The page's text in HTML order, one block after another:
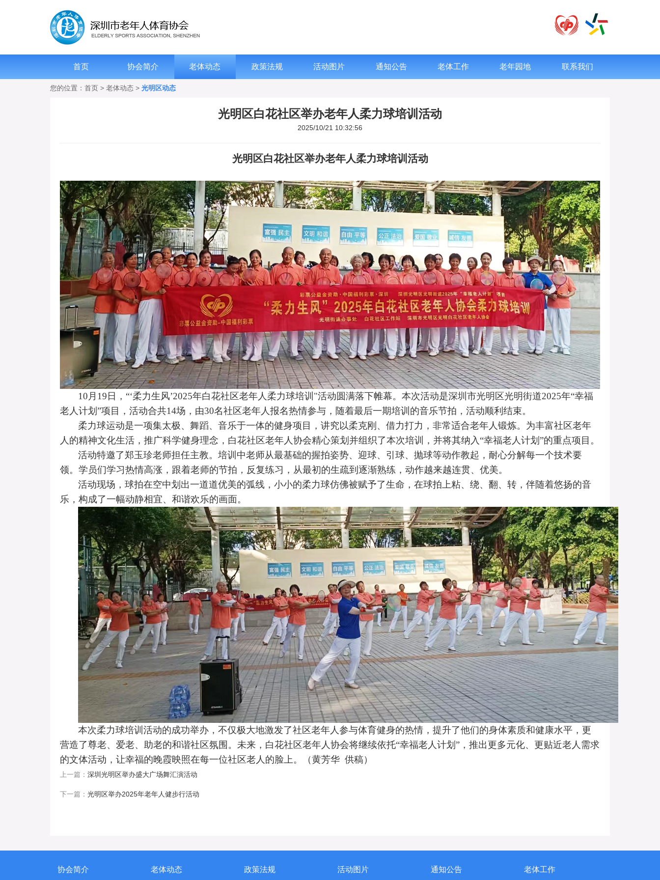
首页 协会简介 老体动态 政策法规 活动图片 通知公告 老体工作 老年园地 联系我们
您的位置： 首页 > 老体动态 > 光明区动态
光明区白花社区举办老年人柔力球培训活动
2025/10/21 10:32:56
光明区白花社区举办老年人柔力球培训活动
10月19日， “‘柔力生风’2025年白花社区老年人柔力球培训"活动圆满落下帷幕。本次活动是深圳市光明区光明街道2025年“幸福
老人计划”项目，活动合共14场，由30名社区老年人报名热情参与，随着最后一期培训的音乐节拍，活动顺利结束。
柔力球运动是一项集太极、舞蹈、音乐于一体的健身项目，讲究以柔克刚、借力打力，非常适合老年人锻炼。为丰富社区老年
人的精神文化生活，推广科学健身理念，白花社区老年人协会精心策划并组织了本次培训，并将其纳入 “幸福老人计划”的重点项目。
活动特邀了郑玉珍老师担任主教。培训中老师从最基础的握拍姿势、迎球、引球、抛球等动作教起，耐心分解每一个技术要
领。学员们学习热情高涨，跟着老师的节拍，反复练习，从最初的生疏到逐渐熟练，动作越来越连贯、优美。
活动现场，球拍在空中划出一道道优美的弧线，小小的柔力球仿佛被赋予了生命，在球拍上粘、绕、翻、转，伴随着悠扬的音
乐，构成了一幅动静相宜、和谐欢乐的画面。
本次柔力球培训活动的成功举办，不仅极大地激发了社区老年人参与体育健身的热情，提升了他们的身体素质和健康水平，更
营造了尊老、爱老、助老的和谐社区氛围。未来，白花社区老年人协会将继续依托“幸福老人计划”，推出更多元化、更贴近老人需求
的文体活动，让幸福的晚霞映照在每一位社区老人的脸上。
（黄芳华 供稿）
上一篇： 深圳光明区举办盛大广场舞汇演活动
下一篇： 光明区举办2025年老年人健步行活动
协会简介 老体动态 政策法规 活动图片 通知公告 老体工作